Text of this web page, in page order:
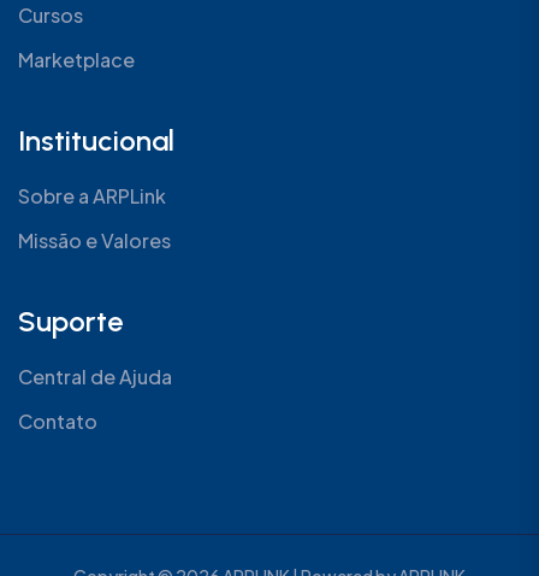
Cursos
Marketplace
Institucional
Sobre a ARPLink
Missão e Valores
Suporte
Central de Ajuda
Contato